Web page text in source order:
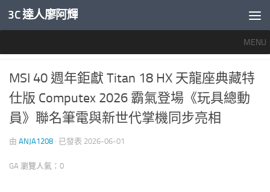
內文下方
3C 達人廖阿輝
MENU
0
MSI 40 週年鉅獻 Titan 18 HX 天龍座典藏特
仕版 Computex 2026 霸氣登場《玩具總動
員》聯名筆電與新世代掌機同步亮相
由 ANJA1208 · 已發表 2026-06-01
GA 瀏覽人氣：0